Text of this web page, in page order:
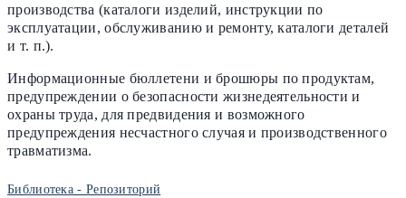
производства (каталоги изделий, инструкции по
эксплуатации, обслуживанию и ремонту, каталоги деталей
и т. п.).
Информационные бюллетени и брошюры по продуктам,
предупреждении о безопасности жизнедеятельности и
охраны труда, для предвидения и возможного
предупреждения несчастного случая и производственного
травматизма.
Библиотека - Репозиторий